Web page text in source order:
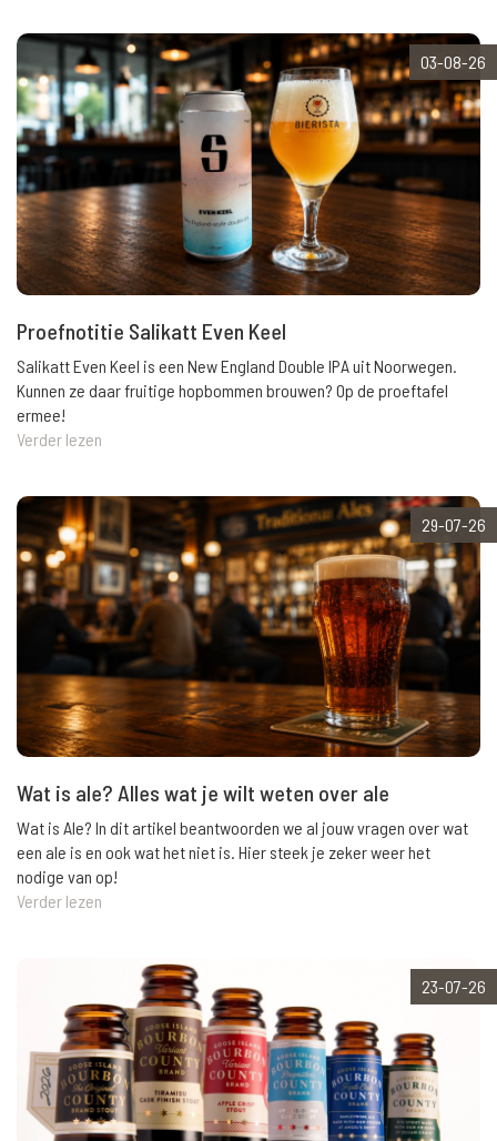
03-08-26
Proefnotitie Salikatt Even Keel
Salikatt Even Keel is een New England Double IPA uit Noorwegen.
Kunnen ze daar fruitige hopbommen brouwen? Op de proeftafel
ermee!
Verder lezen
29-07-26
Wat is ale? Alles wat je wilt weten over ale
Wat is Ale? In dit artikel beantwoorden we al jouw vragen over wat
een ale is en ook wat het niet is. Hier steek je zeker weer het
nodige van op!
Verder lezen
23-07-26